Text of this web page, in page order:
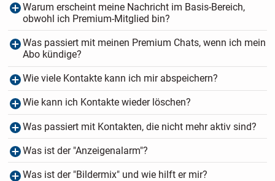
Warum erscheint meine Nachricht im Basis-Bereich,
obwohl ich Premium-Mitglied bin?
Was passiert mit meinen Premium Chats, wenn ich mein
Abo kündige?
Wie viele Kontakte kann ich mir abspeichern?
Wie kann ich Kontakte wieder löschen?
Was passiert mit Kontakten, die nicht mehr aktiv sind?
Was ist der "Anzeigenalarm"?
Was ist der "Bildermix" und wie hilft er mir?